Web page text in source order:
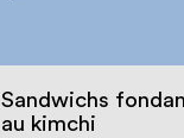
Sandwichs
au kimchi